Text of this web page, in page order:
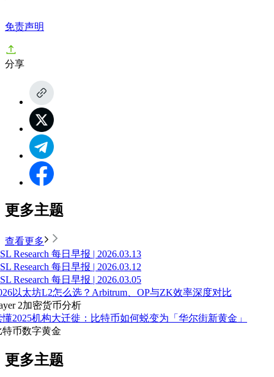
免责声明
分享
更多主题
查看更多
Research 每日早报 | 2026.03.13
Research 每日早报 | 2026.03.12
Research 每日早报 | 2026.03.05
以太坊L2怎么选？Arbitrum、OP与ZK效率深度对比
2加密货币分析
懂2025机构大迁徙：比特币如何蜕变为「华尔街新黄金」
特币数字黄金
更多主题